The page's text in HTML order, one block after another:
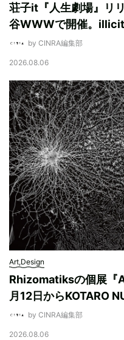
荘子it『人生劇場』リ
谷WWWで開催。
by CINRA編集部
2026.08.06
Art,Design
Rhizomatiksの個展
月12日からKOTARO
by CINRA編集部
2026.08.06